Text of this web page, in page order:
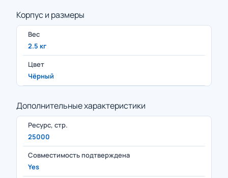
Корпус и размеры
Вес
2.5 кг
Цвет
Чёрный
Дополнительные характеристики
Ресурс, стр.
25000
Совместимость подтверждена
Yes